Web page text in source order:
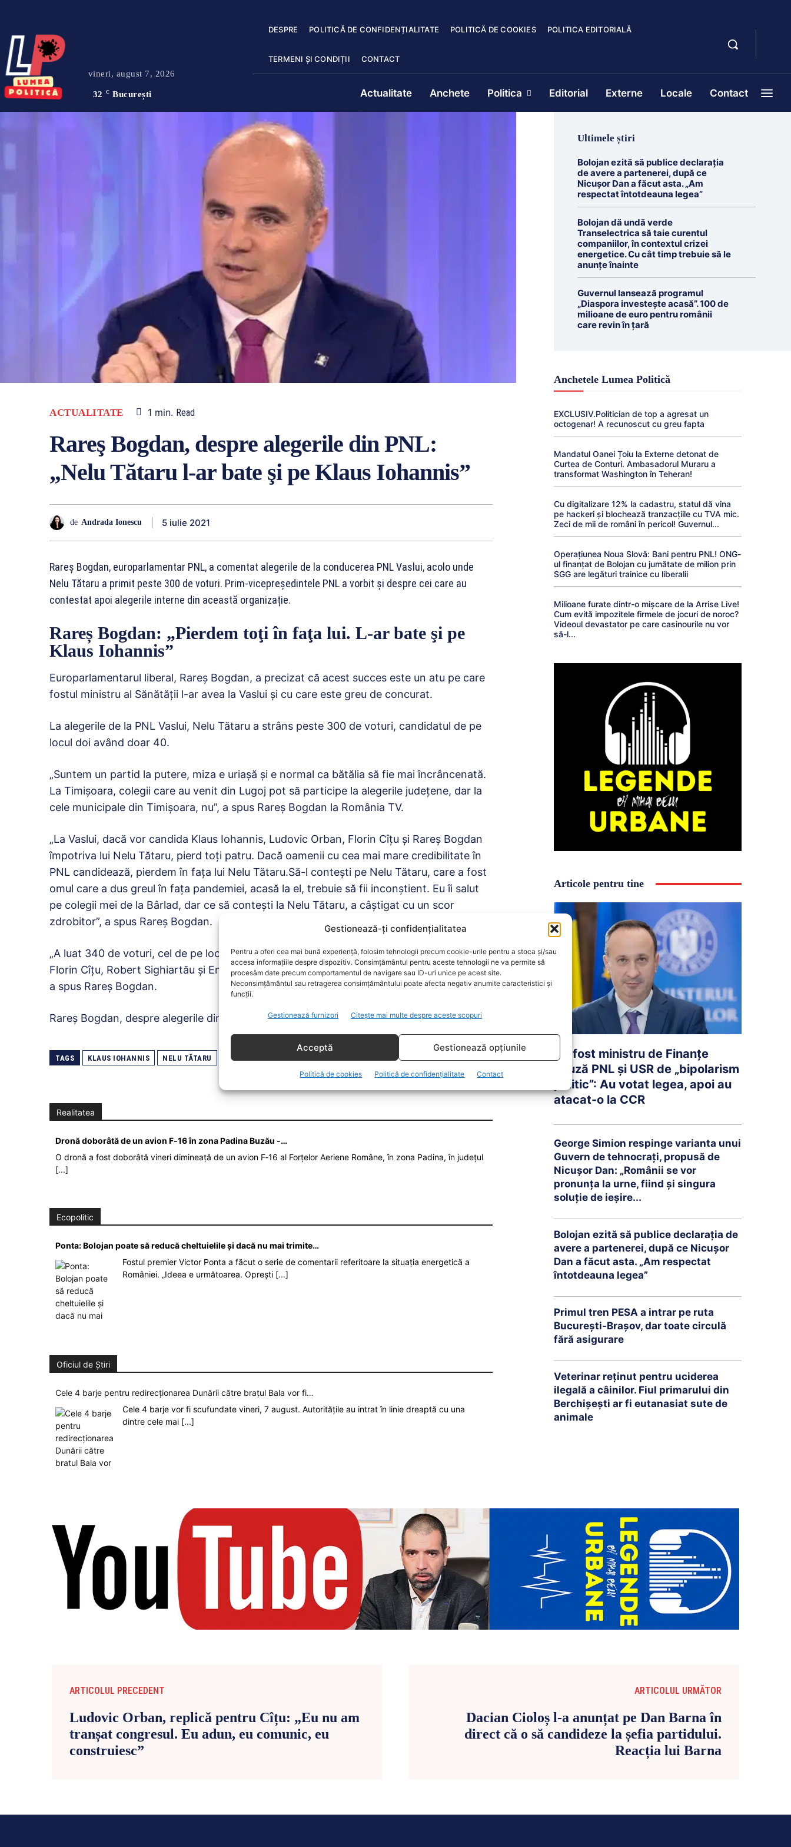
Gestionează-ți confidențialitatea
Pentru a oferi cea mai bună experiență, folosim tehnologii precum cookie-urile pentru a stoca și/sau
accesa informațiile despre dispozitiv. Consimțământul pentru aceste tehnologii ne va permite să
procesăm date precum comportamentul de navigare sau ID-uri unice pe acest site.
Neconsimțământul sau retragerea consimțământului poate afecta negativ anumite caracteristici și
funcții.
Gestionează furnizori Citește mai multe despre aceste scopuri
Acceptă Gestionează opțiunile
Politică de cookies Politică de confidențialitate Contact
vineri, august 7, 2026
32 C București
DESPRE POLITICĂ DE CONFIDENȚIALITATE POLITICĂ DE COOKIES POLITICA EDITORIALĂ
TERMENI ȘI CONDIȚII CONTACT
Actualitate Anchete Politica Editorial Externe Locale Contact
ACTUALITATE 1 min. Read
Rareş Bogdan, despre alegerile din PNL:
„Nelu Tătaru l-ar bate şi pe Klaus Iohannis”
de Andrada Ionescu 5 iulie 2021
Rareș Bogdan, europarlamentar PNL, a comentat alegerile de la conducerea PNL Vaslui, acolo unde
Nelu Tătaru a primit peste 300 de voturi. Prim-vicepreședintele PNL a vorbit şi despre cei care au
contestat apoi alegerile interne din această organizație.
Rareș Bogdan: „Pierdem toţi în faţa lui. L-ar bate şi pe
Klaus Iohannis”
Europarlamentarul liberal, Rareş Bogdan, a precizat că acest succes este un atu pe care
fostul ministru al Sănătăţii l-ar avea la Vaslui şi cu care este greu de concurat.
La alegerile de la PNL Vaslui, Nelu Tătaru a strâns peste 300 de voturi, candidatul de pe
locul doi având doar 40.
„Suntem un partid la putere, miza e uriașă și e normal ca bătălia să fie mai încrâncenată.
La Timișoara, colegii care au venit din Lugoj pot să participe la alegerile județene, dar la
cele municipale din Timișoara, nu”, a spus Rareş Bogdan la România TV.
„La Vaslui, dacă vor candida Klaus Iohannis, Ludovic Orban, Florin Cîțu și Rareș Bogdan
împotriva lui Nelu Tătaru, pierd toți patru. Dacă oamenii cu cea mai mare credibilitate în
PNL candidează, pierdem în fața lui Nelu Tătaru.Să-l contești pe Nelu Tătaru, care a fost
omul care a dus greul în fața pandemiei, acasă la el, trebuie să fii inconștient. Eu îi salut
pe colegii mei de la Bârlad, dar ce să contești la Nelu Tătaru, a câștigat cu un scor
zdrobitor”, a spus Rareș Bogdan.
„A luat 340 de voturi, cel de pe locul 2 doar 40, iar al treilea 15. Dacă eu candidez lângă
Florin Cîțu, Robert Sighiartău și Emil Boc, nu putem să-l batem pe Nelu Tătaru la Vaslui“,
a spus Rareș Bogdan.
Rareş Bogdan, despre alegerile din PNL: „Nelu Tătaru l-ar bate şi pe Klaus Iohannis”
TAGS KLAUS IOHANNIS NELU TĂTARU PNL
Realitatea
Dronă doborâtă de un avion F‑16 în zona Padina Buzău -…
O dronă a fost doborâtă vineri dimineață de un avion F‑16 al Forțelor Aeriene Române, în zona Padina, în județul
[...]
Ecopolitic
Ponta: Bolojan poate să reducă cheltuielile şi dacă nu mai trimite…
Fostul premier Victor Ponta a făcut o serie de comentarii referitoare la situația energetică a
României. „Ideea e următoarea. Oprești [...]
Oficiul de Știri
Cele 4 barje pentru redirecționarea Dunării către brațul Bala vor fi…
Cele 4 barje vor fi scufundate vineri, 7 august. Autoritățile au intrat în linie dreaptă cu una
dintre cele mai [...]
Ultimele știri
Bolojan ezită să publice declarația
de avere a partenerei, după ce
Nicușor Dan a făcut asta. „Am
respectat întotdeauna legea”
Bolojan dă undă verde
Transelectrica să taie curentul
companiilor, în contextul crizei
energetice. Cu cât timp trebuie să le
anunțe înainte
Guvernul lansează programul
„Diaspora investește acasă”. 100 de
milioane de euro pentru românii
care revin în țară
Anchetele Lumea Politică
EXCLUSIV.Politician de top a agresat un
octogenar! A recunoscut cu greu fapta
Mandatul Oanei Țoiu la Externe detonat de
Curtea de Conturi. Ambasadorul Muraru a
transformat Washington în Teheran!
Cu digitalizare 12% la cadastru, statul dă vina
pe hackeri și blochează tranzacțiile cu TVA mic.
Zeci de mii de români în pericol! Guvernul...
Operațiunea Noua Slovă: Bani pentru PNL! ONG-
ul finanțat de Bolojan cu jumătate de milion prin
SGG are legături trainice cu liberalii
Milioane furate dintr-o mișcare de la Arrise Live!
Cum evită impozitele firmele de jocuri de noroc?
Videoul devastator pe care casinourile nu vor
să-l...
Articole pentru tine
Un fost ministru de Finanțe
acuză PNL și USR de „bipolarism
politic”: Au votat legea, apoi au
atacat-o la CCR
George Simion respinge varianta unui
Guvern de tehnocrați, propusă de
Nicușor Dan: „Românii se vor
pronunța la urne, fiind și singura
soluție de ieșire...
Bolojan ezită să publice declarația de
avere a partenerei, după ce Nicușor
Dan a făcut asta. „Am respectat
întotdeauna legea”
Primul tren PESA a intrar pe ruta
București-Brașov, dar toate circulă
fără asigurare
Veterinar reținut pentru uciderea
ilegală a câinilor. Fiul primarului din
Berchișești ar fi eutanasiat sute de
animale
ARTICOLUL PRECEDENT
Ludovic Orban, replică pentru Cîțu: „Eu nu am
tranșat congresul. Eu adun, eu comunic, eu
construiesc”
ARTICOLUL URMĂTOR
Dacian Cioloș l-a anunțat pe Dan Barna în
direct că o să candideze la șefia partidului.
Reacția lui Barna